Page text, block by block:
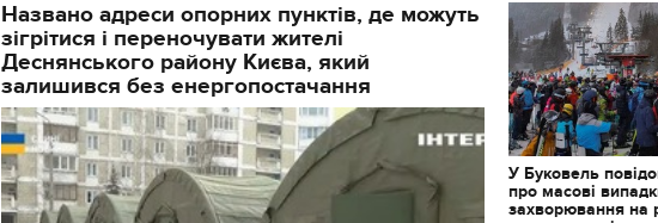
Названо адреси опорних пунктів, де можуть
зігрітися і переночувати жителі
Деснянського району Києва, який
залишився без енергопостачання
У Буковель
про масові
захворювання на